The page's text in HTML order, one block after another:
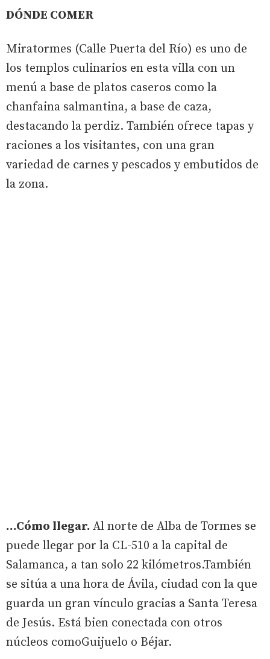
DÓNDE COMER
Miratormes (Calle Puerta del Río) es uno de
los templos culinarios en esta villa con un
menú a base de platos caseros como la
chanfaina salmantina, a base de caza,
destacando la perdiz. También ofrece tapas y
raciones a los visitantes, con una gran
variedad de carnes y pescados y embutidos de
la zona.
...Cómo llegar. Al norte de Alba de Tormes se
puede llegar por la CL-510 a la capital de
Salamanca, a tan solo 22 kilómetros.También
se sitúa a una hora de Ávila, ciudad con la que
guarda un gran vínculo gracias a Santa Teresa
de Jesús. Está bien conectada con otros
núcleos comoGuijuelo o Béjar.